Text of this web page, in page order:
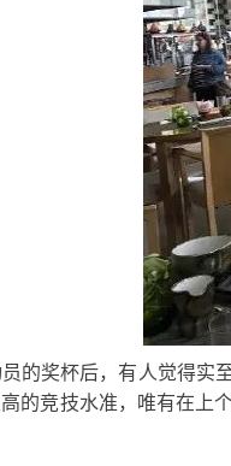
的奖杯后，有人觉得
的竞技水准，唯有在上